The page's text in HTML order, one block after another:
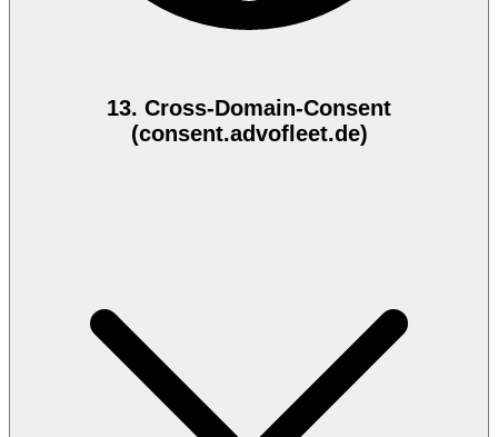
13. Cross-Domain-Consent
(consent.advofleet.de)